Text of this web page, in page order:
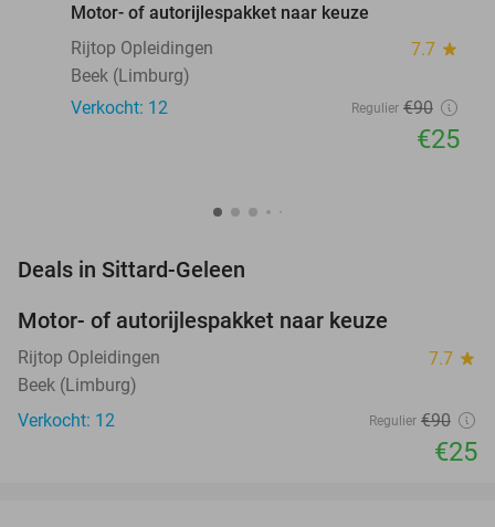
Motor- of autorijlespakket naar keuze
Rijtop Opleidingen
7.7 star
Beek (Limburg)
Verkocht: 12
Regulier €90
€25
Deals in Sittard-Geleen
Motor- of autorijlespakket naar keuze
Rijtop Opleidingen 7.7 star
Beek (Limburg)
Verkocht: 12
Regulier €90
€25